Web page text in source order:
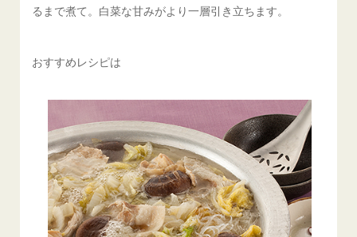
るまで煮て。白菜な甘みがより一層引き立ちます。
おすすめレシピは